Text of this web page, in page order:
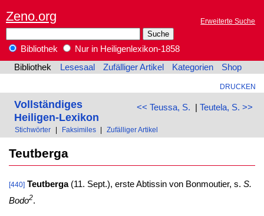
Zeno.org Erweiterte Suche
Bibliothek
Nur in Heiligenlexikon-1858
Bibliothek
Lesesaal Zufälliger Artikel Kategorien Shop
DRUCKEN
<< Teussa, S. | Teutela, S. >>
Vollständiges
Heiligen-Lexikon
Stichwörter Faksimiles Zufälliger Artikel
Teutberga
[440] Teutberga(11. Sept.), erste Abtissin von Bonmoutier, s. S.
Bodo2.